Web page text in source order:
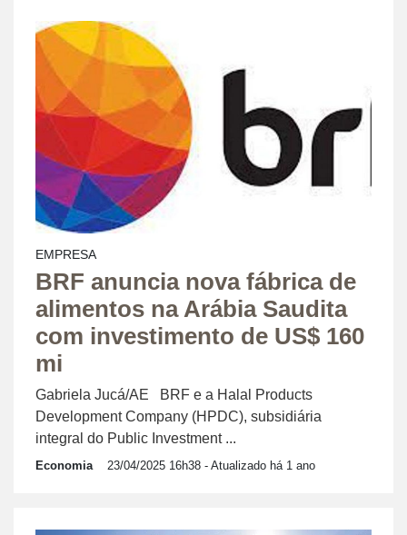
EMPRESA
BRF anuncia nova fábrica de
alimentos na Arábia Saudita
com investimento de US$ 160
mi
Gabriela Jucá/AE BRF e a Halal Products
Development Company (HPDC), subsidiária
integral do Public Investment ...
Economia 23/04/2025 16h38 - Atualizado há 1 ano